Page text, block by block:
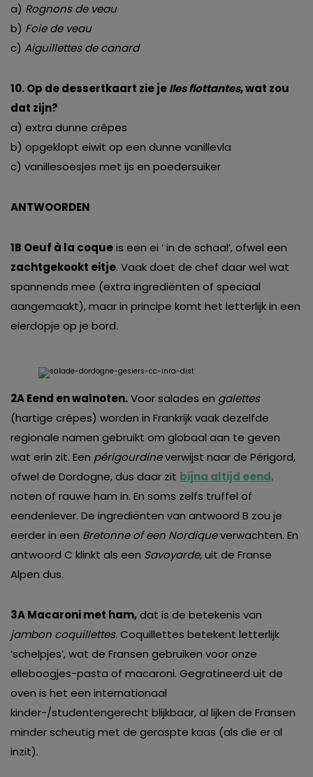
a) Rognons de veau
b) Foie de veau
c) Aiguillettes de canard
10. Op de dessertkaart zie jeIles flottantes, wat zou
dat zijn?
a) extra dunne crêpes
b) opgeklopt eiwit op een dunne vanillevla
c) vanillesoesjes met ijs en poedersuiker
ANTWOORDEN
1B Oeuf à la coqueis een ei ‘ in de schaal’, ofwel een
zachtgekookt eitje. Vaak doet de chef daar wel wat
spannends mee (extra ingrediënten of speciaal
aangemaakt), maar in principe komt het letterlijk in een
eierdopje op je bord.
2A Eend en walnoten.Voor salades en galettes
(hartige crêpes) worden in Frankrijk vaak dezelfde
regionale namen gebruikt om globaal aan te geven
wat erin zit. Een périgourdineverwijst naar de Périgord,
ofwel de Dordogne, dus daar zit bijna altijd eend,
noten of rauwe ham in. En soms zelfs truffel of
eendenlever. De ingrediënten van antwoord B zou je
eerder in een Bretonne of een Nordiqueverwachten. En
antwoord C klinkt als een Savoyarde, uit de Franse
Alpen dus.
3A Macaroni met ham,dat is de betekenis van
jambon coquillettes. Coquillettes betekent letterlijk
‘schelpjes’, wat de Fransen gebruiken voor onze
elleboogjes-pasta of macaroni. Gegratineerd uit de
oven is het een internationaal
kinder-/studentengerecht blijkbaar, al lijken de Fransen
minder scheutig met de geraspte kaas (als die er al
inzit).